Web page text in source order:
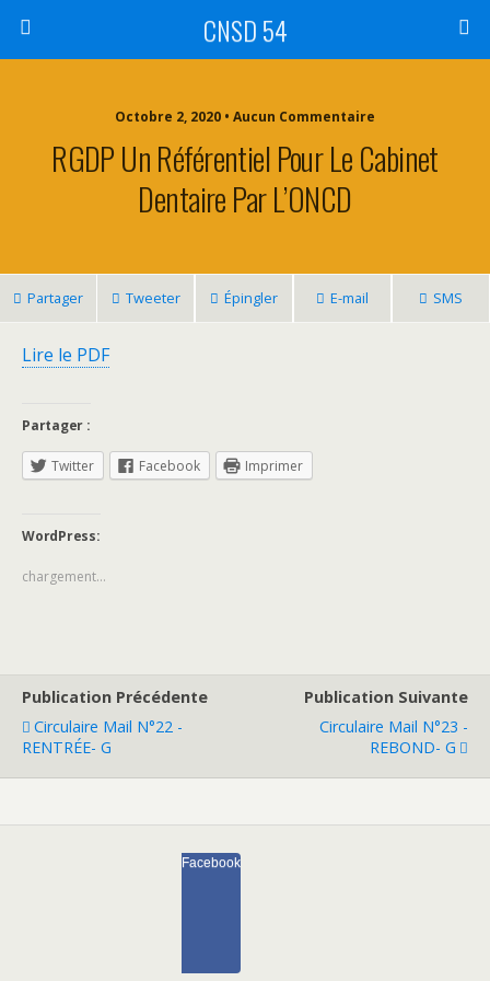
CNSD 54
Octobre 2, 2020 • Aucun Commentaire
RGDP Un Référentiel Pour Le Cabinet
Dentaire Par L’ONCD
Partager Tweeter Épingler E-mail SMS
Lire le PDF
Partager :
Twitter Facebook Imprimer
WordPress:
chargement…
Publication Précédente
Circulaire Mail N°22 -
RENTRÉE- G
Publication Suivante
Circulaire Mail N°23 -
REBOND- G
Facebook